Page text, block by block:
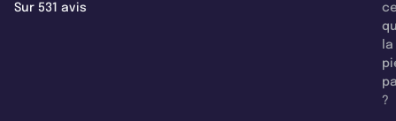
Sur 531 avis
la
?